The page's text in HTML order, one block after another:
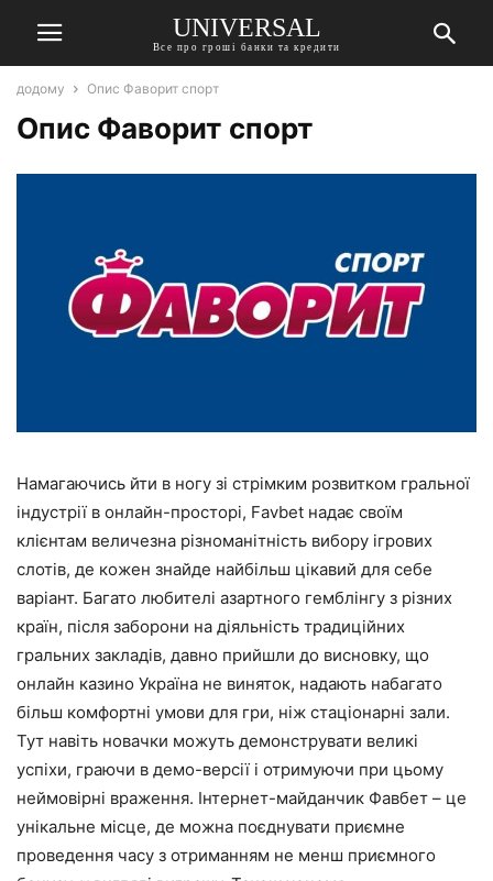
UNIVERSAL
Все про гроші банки та кредити
додому Опис Фаворит спорт
Опис Фаворит спорт
Намагаючись йти в ногу зі стрімким розвитком гральної
індустрії в онлайн-просторі, Favbet надає своїм
клієнтам величезна різноманітність вибору ігрових
слотів, де кожен знайде найбільш цікавий для себе
варіант. Багато любителі азартного гемблінгу з різних
країн, після заборони на діяльність традиційних
гральних закладів, давно прийшли до висновку, що
онлайн казино Україна не виняток, надають набагато
більш комфортні умови для гри, ніж стаціонарні зали.
Тут навіть новачки можуть демонструвати великі
успіхи, граючи в демо-версії і отримуючи при цьому
неймовірні враження. Інтернет-майданчик Фавбет – це
унікальне місце, де можна поєднувати приємне
проведення часу з отриманням не менш приємного